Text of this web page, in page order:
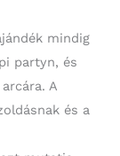
mindig
partyn, és
A
és a